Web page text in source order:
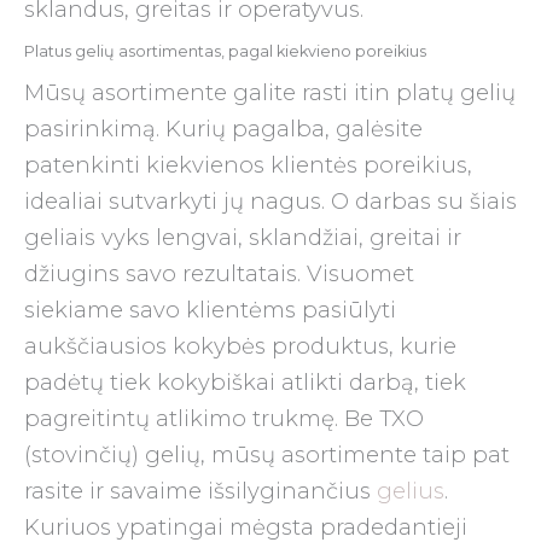
sklandus, greitas ir operatyvus.
Platus gelių asortimentas, pagal kiekvieno poreikius
Mūsų asortimente galite rasti itin platų gelių
pasirinkimą. Kurių pagalba, galėsite
patenkinti kiekvienos klientės poreikius,
idealiai sutvarkyti jų nagus. O darbas su šiais
geliais vyks lengvai, sklandžiai, greitai ir
džiugins savo rezultatais. Visuomet
siekiame savo klientėms pasiūlyti
aukščiausios kokybės produktus, kurie
padėtų tiek kokybiškai atlikti darbą, tiek
pagreitintų atlikimo trukmę. Be TXO
(stovinčių) gelių, mūsų asortimente taip pat
rasite ir savaime išsilyginančius gelius.
Kuriuos ypatingai mėgsta pradedantieji